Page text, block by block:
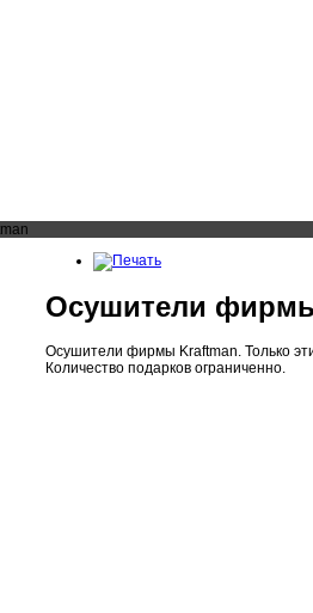
Осушители
Осушители фирмы Kraftman. Только
Количество подарков ограниченно.